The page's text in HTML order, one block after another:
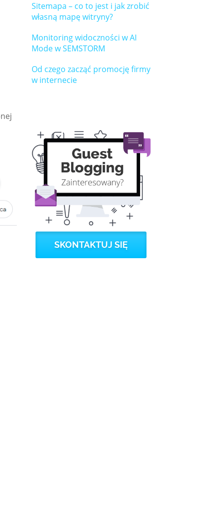
Sitemapa – co to jest i jak zrobić
własną mapę witryny?
Monitoring widoczności w AI
Mode w SEMSTORM
Od czego zacząć promocję firmy
w internecie
SKONTAKTUJ SIĘ